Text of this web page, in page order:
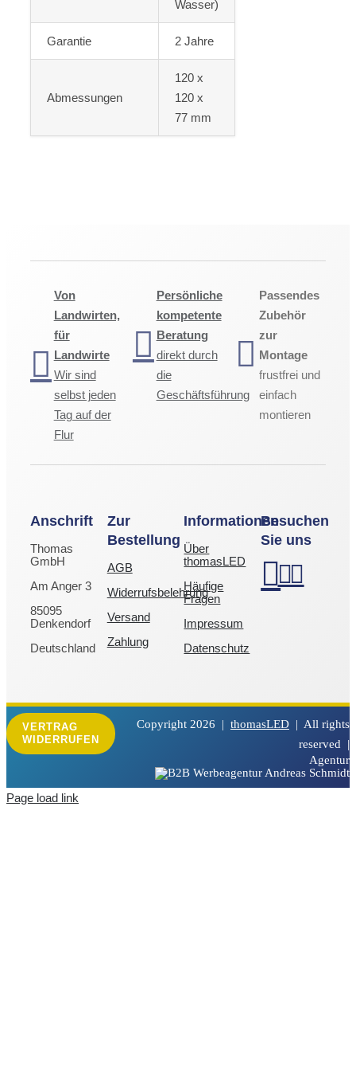
Wasser)
Garantie 2 Jahre
Abmessungen
120 x
120 x
77 mm
Von
Landwirten,
für
Landwirte
Wir sind
selbst jeden
Tag auf der
Flur
Persönliche
kompetente
Beratung
direkt durch
die
Geschäftsführung
Passendes
Zubehör
zur
Montage
frustfrei und
einfach
montieren
Anschrift
Thomas
GmbH
Am Anger 3
85095
Denkendorf
Deutschland
Zur
Bestellung
AGB
Widerrufsbelehrung
Versand
Zahlung
Informationen
Über
thomasLED
Häufige
Fragen
Impressum
Datenschutz
Besuchen
Sie uns
VERTRAG
WIDERRUFEN
Copyright 2026 | thomasLED| All rights
reserved |
Agentur
Page load link